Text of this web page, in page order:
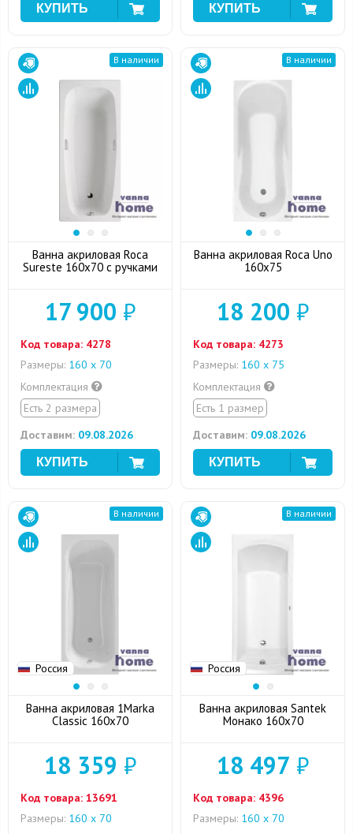
В наличии
Ванна акриловая Roca
Sureste 160x70 с ручками
17 900 ₽
Код товара: 4278
Размеры: 160 х 70
Комплектация
Есть 2 размера
Доставим: 09.08.2026
В наличии
Ванна акриловая Roca Uno
160x75
18 200 ₽
Код товара: 4273
Размеры: 160 х 75
Комплектация
Есть 1 размер
Доставим: 09.08.2026
Россия
В наличии
Ванна акриловая 1Marka
Classic 160x70
18 359 ₽
Код товара: 13691
Размеры: 160 х 70
Россия
В наличии
Ванна акриловая Santek
Монако 160x70
18 497 ₽
Код товара: 4396
Размеры: 160 х 70